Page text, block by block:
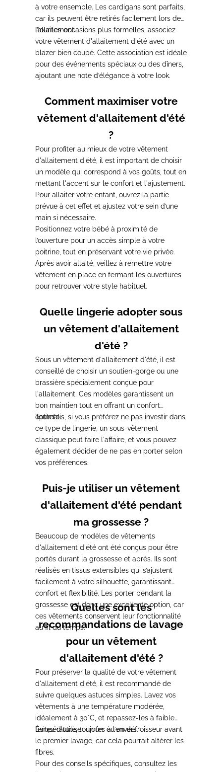
à votre ensemble. Les cardigans sont parfaits,
car ils peuvent être retirés facilement lors de
l’allaitement.
Pour les occasions plus formelles, associez
votre vêtement d'allaitement d'été avec un
blazer bien coupé. Cette association est idéale
pour des événements spéciaux ou des dîners,
ajoutant une note d’élégance à votre look.
Comment maximiser votre
vêtement d'allaitement d'été
?
Pour profiter au mieux de votre vêtement
d'allaitement d'été, il est important de choisir
un modèle qui correspond à vos goûts, tout en
mettant l'accent sur le confort et l'ajustement.
Pour allaiter votre enfant, ouvrez la partie
prévue à cet effet et ajustez votre sein d’une
main si nécessaire.
Positionnez votre bébé à proximité de
l’ouverture pour un accès simple à votre
poitrine, tout en préservant votre vie privée.
Après avoir allaité, veillez à remettre votre
vêtement en place en fermant les ouvertures
pour retrouver votre style habituel.
Quelle lingerie adopter sous
un vêtement d'allaitement
d'été ?
Sous un vêtement d'allaitement d'été, il est
conseillé de choisir un soutien-gorge ou une
brassière spécialement conçue pour
l'allaitement. Ces modèles garantissent un
bon maintien tout en offrant un confort
optimal.
Toutefois, si vous préférez ne pas investir dans
ce type de lingerie, un sous-vêtement
classique peut faire l'affaire , et vous pouvez
également décider de ne pas en porter selon
vos préférences.
Puis-je utiliser un vêtement
d'allaitement d'été pendant
ma grossesse ?
Beaucoup de modèles de vêtements
d'allaitement d'été ont été conçus pour être
portés durant la grossesse et après.
Ils sont
réalisés en tissus extensibles qui s’ajustent
facilement à votre silhouette, garantissant
confort et flexibilité. Les porter pendant la
grossesse est donc une excellente option, car
ces vêtements conservent leur fonctionnalité
au fil du temps.
Quelles sont les
recommandations de lavage
pour un vêtement
d'allaitement d'été ?
Pour préserver la qualité de votre vêtement
d'allaitement d'été, il est recommandé de
suivre quelques astuces simples.
Lavez vos
vêtements à une température modérée,
idéalement à 30°C, et repassez-les à faible
température, toujours à l’envers.
Évitez d'utiliser un fer ou un défroisseur avant
le premier lavage , car cela pourrait altérer les
fibres.
Pour des conseils spécifiques, consultez les